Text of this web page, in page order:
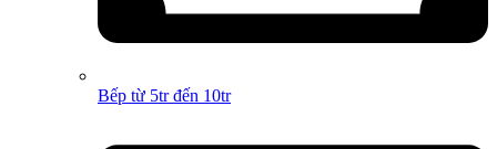
Bếp từ 5tr đến 10tr